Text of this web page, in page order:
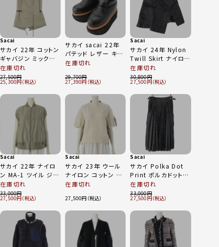
Sacai
サカイ 22年 コットン
ギャバジン ミックス
スカート スカート
22-06189 ベージュ
在庫切れ
27,500
25,300
サカイ sacai 22年
パテッド レザー キル
ティング ブーツ シュ
ック 38
在庫切れ
29,700
27,390
Sacai
サカイ 24年 Nylon
Twill Skirt ナイロン
スカート ボトムス
24-07385 ブラック
2
在庫切れ
30,800
27,500
Sacai
サカイ 22年 ナイロ
ン MA-1 ツイル ジッ
プ ベスト SCW-072
オリーブ 1
在庫切れ
33,000
27,500
Sacai
サカイ 23年 ウール
ナイロン コットン ツ
イル ミックス ニット
23-06936 ホワイト
オリーブ 1
在庫切れ
27,500
Sacai
サカイ Polka Dot
Print ポルカドット
プリーツ ロングスカ
ート サイドポケット
カーゴ 23-06943 ブ
ラック ホワイト 1
在庫切れ
33,000
27,500